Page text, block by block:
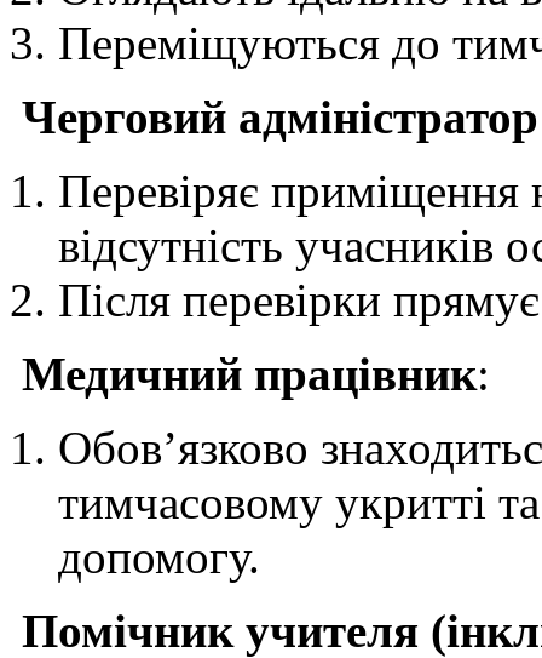
Переміщуються до
Черговий адміністратор
Перевіряє приміщення
відсутність учасників
Після перевірки
Медичний працівник:
Обов’язково
тимчасовому укритті
допомогу.
Помічник учителя